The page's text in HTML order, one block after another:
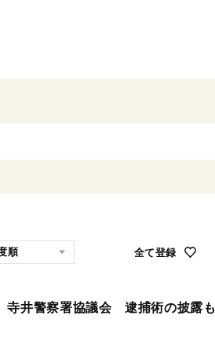
全て登録
寺井警察署協議会 逮捕術の披露も